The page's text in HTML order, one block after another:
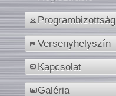
Programbizottság
Versenyhelyszín
Kapcsolat
Galéria